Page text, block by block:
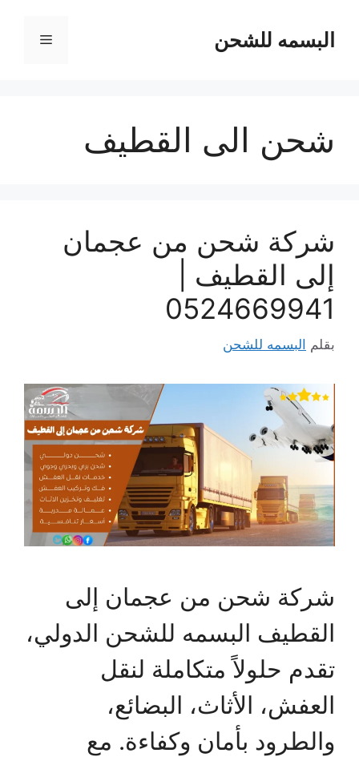
المحتوىالبسمه للشحن القائمة
شحن الى القطيف
شركة شحن من عجمان
إلى القطيف |
0524669941
بقلم البسمه للشحن
شركة شحن من عجمان إلى
القطيف البسمه للشحن الدولي،
تقدم حلولاً متكاملة لنقل
العفش، الأثاث، البضائع،
والطرود بأمان وكفاءة. مع